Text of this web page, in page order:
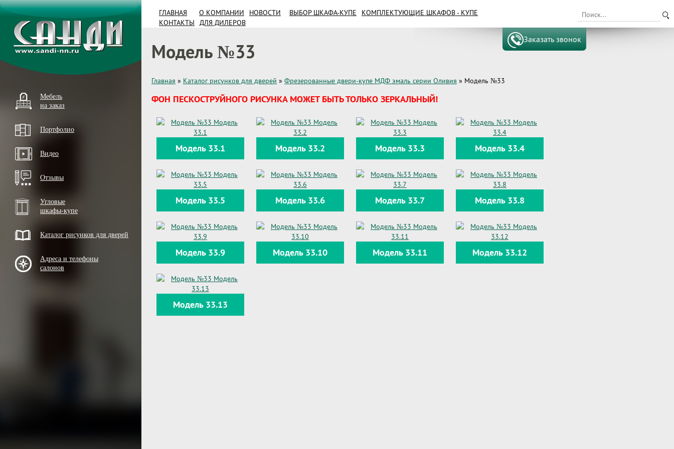
Мебель
на заказ
Портфолио
Видео
Отзывы
Угловые
шкафы-купе
Каталог рисунков для дверей
Адреса и телефоны
салонов
ГЛАВНАЯ О КОМПАНИИ НОВОСТИ ВЫБОР ШКАФА-КУПЕ
КОМПЛЕКТУЮЩИЕ ШКАФОВ - КУПЕ
КОНТАКТЫ
ДЛЯ ДИЛЕРОВ
Заказать звонок
Модель №33
Главная » Каталог рисунков для дверей » Фрезерованные двери-купе МДФ эмаль серии Оливия » Модель №33
ФОН ПЕСКОСТРУЙНОГО РИСУНКА МОЖЕТ БЫТЬ ТОЛЬКО ЗЕРКАЛЬНЫЙ!
Модель 33.1 Модель 33.2 Модель 33.3 Модель 33.4
Модель 33.5 Модель 33.6 Модель 33.7 Модель 33.8
Модель 33.9 Модель 33.10 Модель 33.11 Модель 33.12
Модель 33.13